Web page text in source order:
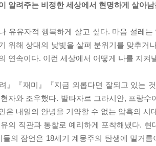
알려주는 비정한 세상에서 현명하게 살아
유유자적 행복하게 살고 싶다. 마음 설레
위해 상대의 낯빛을 살펴 분위기를 맞추거
연속이다. 이런 세상에서 어떻게 나를 지켜
려』『재미』『지금 외롭다면 잘되고 있는
자와 조우했다. 발타자르 그라시안, 프랑
은 내일의 안녕을 기약할 수 없는 암흑의
의 직관과 통찰로 예리하게 포착해냈다.
들의 잠언은 18세기 계몽주의 탄생에 밑거